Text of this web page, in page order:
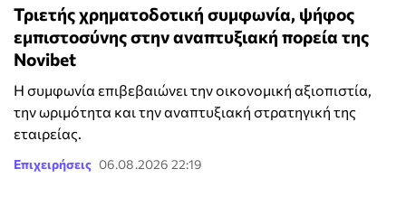
Τριετής χρηματοδοτική συμφωνία, ψήφος
εμπιστοσύνης στην αναπτυξιακή πορεία της
Novibet
Η συμφωνία επιβεβαιώνει την οικονομική αξιοπιστία,
την ωριμότητα και την αναπτυξιακή στρατηγική της
εταιρείας.
Επιχειρήσεις 06.08.2026 22:19